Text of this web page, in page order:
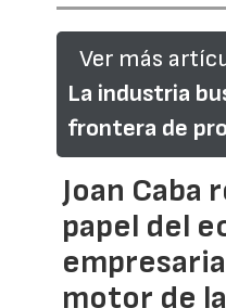
Ver más
La industria
frontera de
Joan Caba
papel del
motor de la